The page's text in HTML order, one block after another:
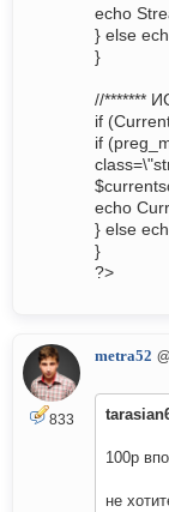
echo
} else
}
//*******
if
if
echo
} else
}
?>
833
metra52
100р
не